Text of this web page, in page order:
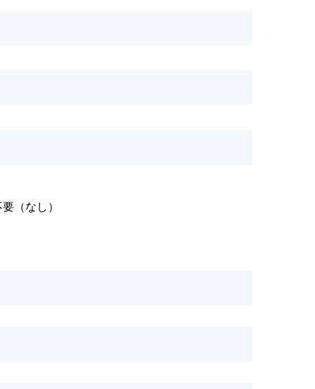
（なし）